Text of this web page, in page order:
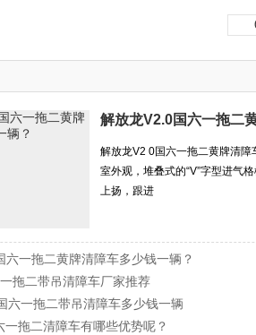
解放龙V2.0国六一拖二
解放龙V2 0国六一拖二黄牌清
室外观，堆叠式的“V”字型进气
上扬，跟进
六一拖二黄牌清障车多少钱一辆？
拖二带吊清障车厂家推荐
六一拖二带吊清障车多少钱一辆
一拖二清障车有哪些优势呢？